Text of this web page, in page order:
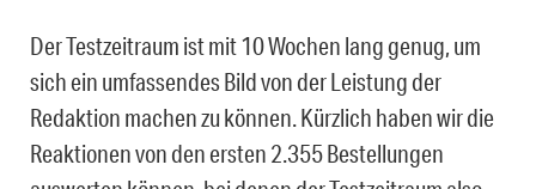
Der Testzeitraum ist mit 10 Wochen lang genug, um
sich ein umfassendes Bild von der Leistung der
Redaktion machen zu können. Kürzlich haben wir die
Reaktionen von den ersten 2.355 Bestellungen